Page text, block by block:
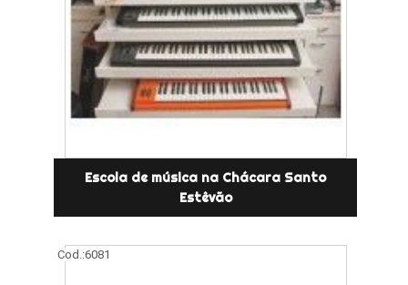
Escola de música na Chácara Santo
Estêvão
Cod.:6081